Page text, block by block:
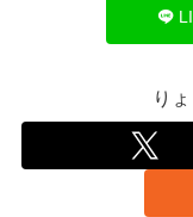
り